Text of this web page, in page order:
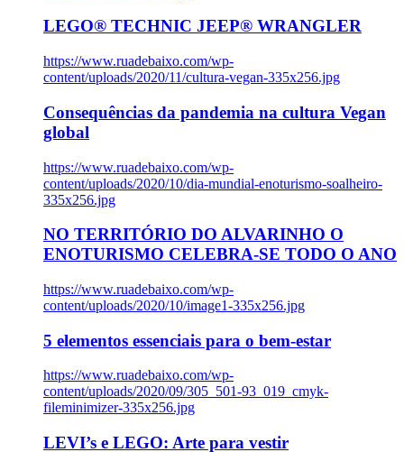
LEGO® TECHNIC JEEP® WRANGLER
https://www.ruadebaixo.com/wp-
content/uploads/2020/11/cultura-vegan-335x256.jpg
Consequências da pandemia na cultura Vegan
global
https://www.ruadebaixo.com/wp-
content/uploads/2020/10/dia-mundial-enoturismo-soalheiro-
335x256.jpg
NO TERRITÓRIO DO ALVARINHO O
ENOTURISMO CELEBRA-SE TODO O ANO
https://www.ruadebaixo.com/wp-
content/uploads/2020/10/image1-335x256.jpg
5 elementos essenciais para o bem-estar
https://www.ruadebaixo.com/wp-
content/uploads/2020/09/305_501-93_019_cmyk-
fileminimizer-335x256.jpg
LEVI’s e LEGO: Arte para vestir